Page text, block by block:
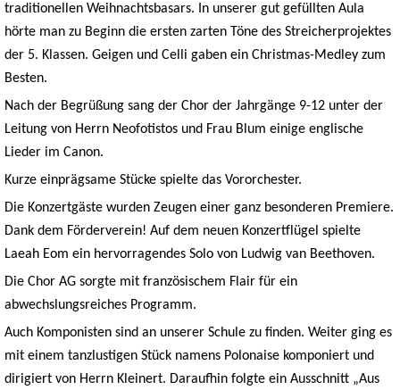
traditionellen Weihnachtsbasars. In unserer gut gefüllten Aula
hörte man zu Beginn die ersten zarten Töne des Streicherprojektes
der 5. Klassen. Geigen und Celli gaben ein Christmas-Medley zum
Besten.
Nach der Begrüßung sang der Chor der Jahrgänge 9-12 unter der
Leitung von Herrn Neofotistos und Frau Blum einige englische
Lieder im Canon.
Kurze einprägsame Stücke spielte das Vororchester.
Die Konzertgäste wurden Zeugen einer ganz besonderen Premiere.
Dank dem Förderverein! Auf dem neuen Konzertflügel spielte
Laeah Eom ein hervorragendes Solo von Ludwig van Beethoven.
Die Chor AG sorgte mit französischem Flair für ein
abwechslungsreiches Programm.
Auch Komponisten sind an unserer Schule zu finden. Weiter ging es
mit einem tanzlustigen Stück namens Polonaise komponiert und
dirigiert von Herrn Kleinert. Daraufhin folgte ein Ausschnitt „Aus